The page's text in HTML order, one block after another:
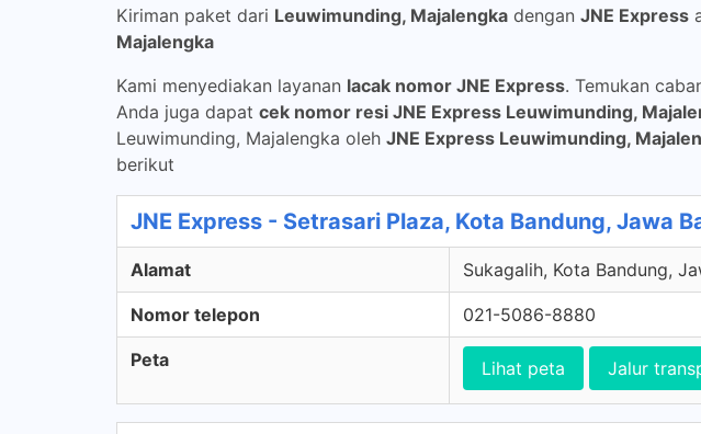
Kiriman paket dari Leuwimunding, Majalengka dengan JNE Express
Majalengka
Kami menyediakan layanan lacak nomor JNE Express. Temukan
Anda juga dapat cek nomor resi JNE Express Leuwimunding,
Leuwimunding, Majalengka oleh JNE Express Leuwimunding,
berikut
JNE Express - Setrasari Plaza, Kota Bandung, Jawa
Alamat Sukagalih, Kota Bandung,
Nomor telepon 021-5086-8880
Peta Lihat peta Jalur